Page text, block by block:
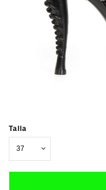
Talla